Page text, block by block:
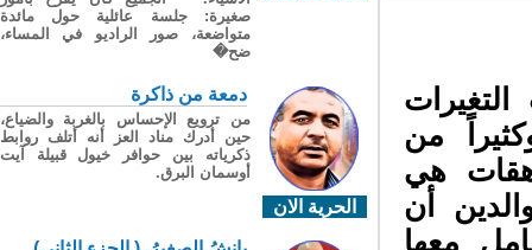
من
هي
أن
معها
صغيرة: جلسة عائلية حول مائدة
متواضعة، صور الراديو في المساء،
ضح�
الحرية الان
دمعة من ذاكرة
من ترويع الإحساس بالغربة والضياع،
حين أدرك مناد العز أنه أتلف روابط
ذكرياته بين حوافر خيول قبيلة آيت
أوسمان البرق.